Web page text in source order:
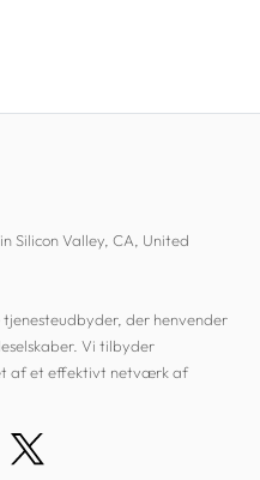
Silicon Valley, CA, United
der henvender
Vi tilbyder
af et effektivt netværk af